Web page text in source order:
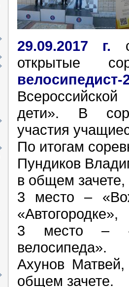
29.09.2017 г.
открытые
велосипедист-
дети». В
участия
По итогам
Пундиков
в общем зачете,
3 место –
«Автогородке»,
3 место –
велосипеда».
Ахунов
общем зачете.